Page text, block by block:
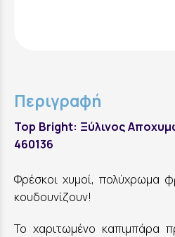
Περιγραφή
Top Bright: Ξύλινος
460136
Φρέσκοι χυμοί, πολύχρωμα
κουδουνίζουν!
Το χαριτωμένο καπιμπάρα